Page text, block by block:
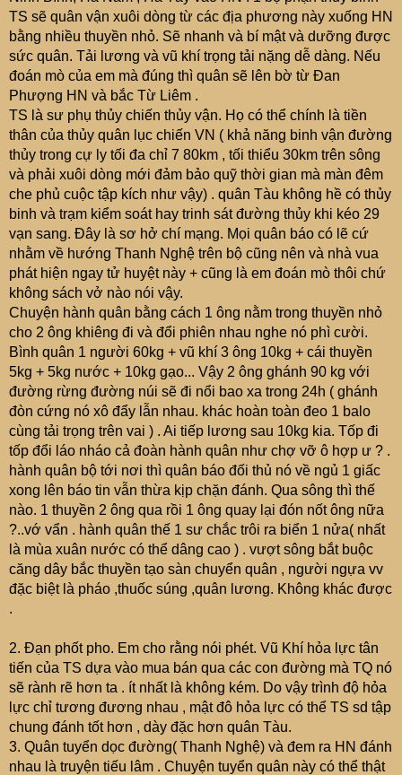
TS sẽ quân vận xuôi dòng từ các địa phương này xuống HN
bằng nhiều thuyền nhỏ. Sẽ nhanh và bí mật và dưỡng được
sức quân. Tải lương và vũ khí trọng tải nặng dễ dàng. Nếu
đoán mò của em mà đúng thì quân sẽ lên bờ từ Đan
Phượng HN và bắc Từ Liêm .
TS là sư phụ thủy chiến thủy vận. Họ có thể chính là tiền
thân của thủy quân lục chiến VN ( khả năng binh vận đường
thủy trong cự ly tối đa chỉ 7 80km , tối thiểu 30km trên sông
và phải xuôi dòng mới đảm bảo quỹ thời gian mà màn đêm
che phủ cuộc tập kích như vậy) . quân Tàu không hề có thủy
binh và trạm kiểm soát hay trinh sát đường thủy khi kéo 29
vạn sang. Đây là sơ hở chí mạng. Mọi quân báo có lẽ cứ
nhằm về hướng Thanh Nghệ trên bộ cũng nên và nhà vua
phát hiện ngay tử huyệt này + cũng là em đoán mò thôi chứ
không sách vở nào nói vậy.
Chuyện hành quân bằng cách 1 ông nằm trong thuyền nhỏ
cho 2 ông khiêng đi và đổi phiên nhau nghe nó phì cười.
Bình quân 1 người 60kg + vũ khí 3 ông 10kg + cái thuyền
5kg + 5kg nước + 10kg gạo... Vậy 2 ông ghánh 90 kg với
đường rừng đường núi sẽ đi nổi bao xa trong 24h ( ghánh
đòn cứng nó xô đẩy lẫn nhau. khác hoàn toàn đeo 1 balo
cùng tải trọng trên vai ) . Ai tiếp lương sau 10kg kia. Tốp đi
tốp đổi láo nháo cả đoàn hành quân như chợ vỡ ô hợp ư ? .
hành quân bộ tới nơi thì quân báo đối thủ nó về ngủ 1 giấc
xong lên báo tin vẫn thừa kịp chặn đánh. Qua sông thì thế
nào. 1 thuyền 2 ông qua rồi 1 ông quay lại đón nốt ông nữa
?..vớ vẩn . hành quân thế 1 sư chắc trôi ra biển 1 nửa( nhất
là mùa xuân nước có thể dâng cao ) . vượt sông bắt buộc
căng dây bắc thuyền tạo sàn chuyển quân , người ngựa vv
đặc biệt là pháo ,thuốc súng ,quân lương. Không khác được
.
2. Đạn phốt pho. Em cho rằng nói phét. Vũ Khí hỏa lực tân
tiến của TS dựa vào mua bán qua các con đường mà TQ nó
sẽ rành rẽ hơn ta . ít nhất là không kém. Do vậy trình độ hỏa
lực chỉ tương đương nhau , mật đô hỏa lực có thể TS sd tập
chung đánh tốt hơn , dày đặc hơn quân Tàu.
3. Quân tuyển dọc đường( Thanh Nghệ) và đem ra HN đánh
nhau là truyện tiếu lâm . Chuyện tuyển quân này có thể thật